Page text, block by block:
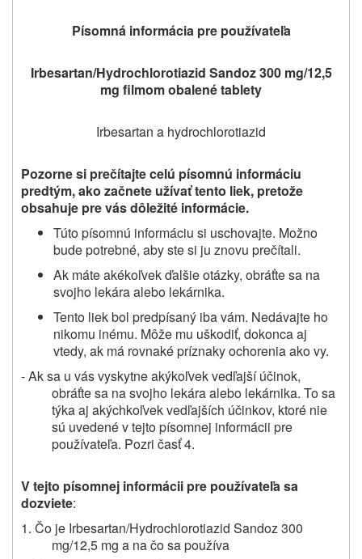
Písomná informácia pre používateľa
Irbesartan/Hydrochlorotiazid Sandoz 300 mg/12,5
mg filmom obalené tablety
Irbesartan a hydrochlorotiazid
Pozorne si prečítajte celú písomnú informáciu
predtým, ako začnete užívať tento liek, pretože
obsahuje pre vás dôležité informácie.
Túto písomnú informáciu si uschovajte. Možno
bude potrebné, aby ste si ju znovu prečítali.
Ak máte akékoľvek ďalšie otázky, obráťte sa na
svojho lekára alebo lekárnika.
Tento liek bol predpísaný iba vám. Nedávajte ho
nikomu inému. Môže mu uškodiť, dokonca aj
vtedy, ak má rovnaké príznaky ochorenia ako vy.
- Ak sa u vás vyskytne akýkoľvek vedľajší účinok,
obráťte sa na svojho lekára alebo lekárnika. To sa
týka aj akýchkoľvek vedľajších účinkov, ktoré nie
sú uvedené v tejto písomnej informácii pre
používateľa. Pozri časť 4.
V tejto písomnej informácii pre používateľa sa
dozviete:
1. Čo je Irbesartan/Hydrochlorotiazid Sandoz 300
mg/12,5 mg a na čo sa používa